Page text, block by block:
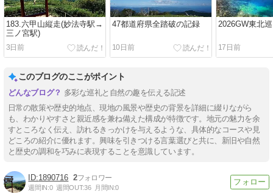
183.六甲山縦走(妙法寺駅→
三ノ宮駅)
3日前
47都道府県全踏破の記録
10日前
2026GW東北
17日前
このブログのここがポイント
多彩な巡礼と自然の趣を伝える記述
日常の散策や歴史的地点、現地の風景や歴史の背景を詳細に綴りながら
も、わかりやすさと親近感を兼ね備えた構成が特徴です。地元の魅力を余
すところなく伝え、訪れるきっかけを与えるような、具体的なコースや見
どころの紹介に優れます。興味を引きつける言葉選びと共に、新旧や自然
と歴史の調和を巧みに表現することを意識しています。
1890716 2
週間IN:0 週間OUT:36 月間IN:0